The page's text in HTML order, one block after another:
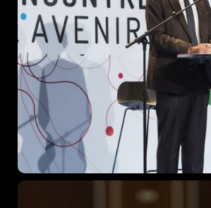
Sunday to Wednesday
December 23 to 26, 2022
Where
467 Davidson ave
Los Angeles CA 95716
Get directions